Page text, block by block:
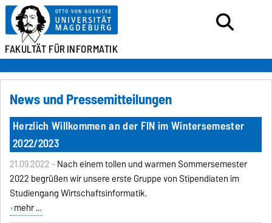
FAKULTÄT FÜRINFORMATIK
News und Pressemitteilungen
Herzlich Willkommen an der FIN im Wintersemester
2022/2023
21.09.2022 -Nach einem tollen und warmen Sommersemester
2022 begrüßen wir unsere erste Gruppe von Stipendiaten im
Studiengang Wirtschaftsinformatik.
mehr ...